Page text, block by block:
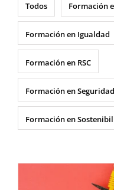
Todos Formación
Formación en Igualdad
Formación en RSC
Formación en
Formación en